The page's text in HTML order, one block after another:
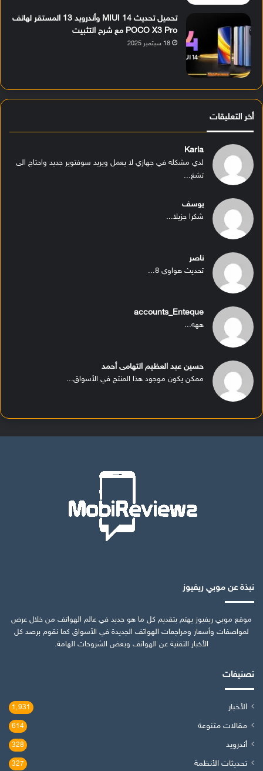
تحميل تحديث MIUI 14 وأندرويد 13 المستقر لهاتف
POCO X3 Pro مع شرح التثبيت
18 سبتمبر 2025
أخر التعليقات
Karla
لدي مشكله في جهازي لا يعمل ويريد سوفتوير جديد واحتاج الى
تشغ...
يوسف
شكرا جزيلا...
ناصر
تحديث هواوي 8...
accounts_Enteque
ههه...
حسين عبد العظيم التهامى أحمد
ممكن يكون موجود هذا المنتج في الأسواق...
نبذة عن موبي ريفيوز
موقع موبي ريفيوز يهتم بتقديم كل ما هو جديد في عالم الهواتف من خلال عرض
لمواصفات وأسعار ومراجعات الهواتف الجديدة في الأسواق كما نقوم برصد كل
الأخبار التقنية عن الهواتف وبعض الشروحات الهامة.
تصنيفات
الأخبار 1٬931
مقالات متنوعة 614
أندرويد 328
تحديثات الأنظمة 327